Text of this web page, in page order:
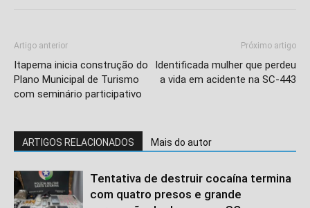
Artigo anterior
Itapema inicia construção do
Plano Municipal de Turismo
com seminário participativo
Próximo artigo
Identificada mulher que perdeu
a vida em acidente na SC-443
ARTIGOS RELACIONADOS Mais do autor
Tentativa de destruir cocaína termina
com quatro presos e grande